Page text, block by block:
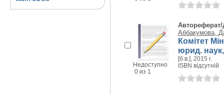
Недоступно
0 из 1
Автореферат/
Аббакумова,
Комітет
юрид.
[б.в.], 2015 г.
ISBN відсутній